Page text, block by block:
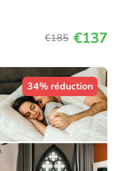
€185 €137
34% réduction